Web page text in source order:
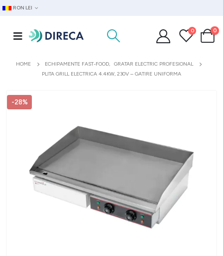
RON LEI
0 0
HOME ECHIPAMENTE FAST-FOOD,
GRATAR ELECTRIC PROFESIONAL
PLITA GRILL ELECTRICA 4.4KW, 230V – GATIRE UNIFORMA
-28%